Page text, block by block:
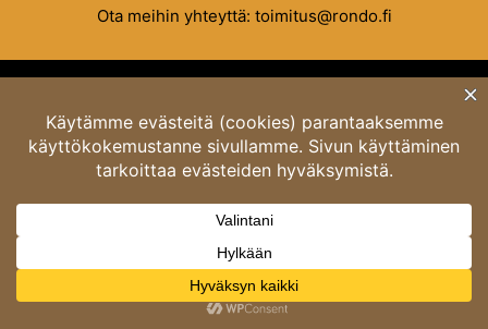
Ota meihin yhteyttä: toimitus@rondo.fi